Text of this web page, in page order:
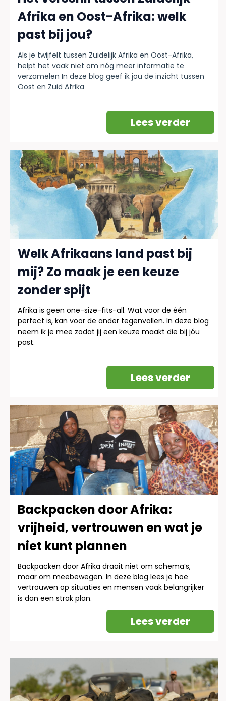
Afrika en Oost-Afrika: welk
past bij jou?
Als je twijfelt tussen Zuidelijk Afrika en Oost-Afrika,
helpt het vaak niet om nóg meer informatie te
verzamelen In deze blog geef ik jou de inzicht tussen
Oost en Zuid Afrika
Lees verder
Welk Afrikaans land past bij
mij? Zo maak je een keuze
zonder spijt
Afrika is geen one-size-fits-all. Wat voor de één
perfect is, kan voor de ander tegenvallen. In deze blog
neem ik je mee zodat jij een keuze maakt die bij jóu
past.
Lees verder
Backpacken door Afrika:
vrijheid, vertrouwen en wat je
niet kunt plannen
Backpacken door Afrika draait niet om schema’s,
maar om meebewegen. In deze blog lees je hoe
vertrouwen op situaties en mensen vaak belangrijker
is dan een strak plan.
Lees verder